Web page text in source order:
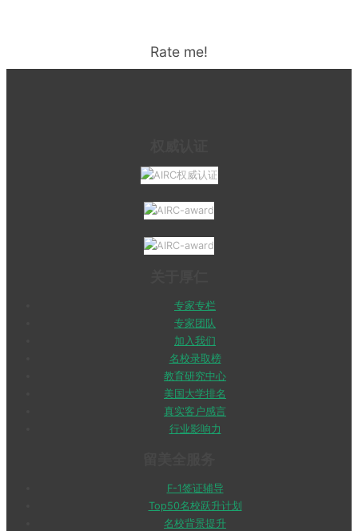
Rate me!
专家专栏
专家团队
加入我们
名校录取榜
教育研究中心
美国大学排名
真实客户感言
行业影响力
F-1签证辅导
Top50名校跃升计划
名校背景提升